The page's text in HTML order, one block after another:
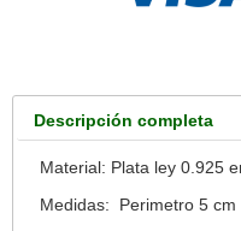
Descripción completa
Material: Plata ley 0.925
Medidas: Perimetro 5 cm